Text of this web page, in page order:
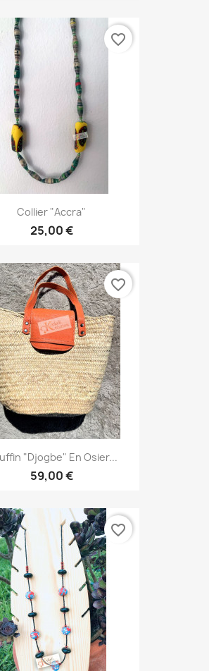
Collier "Accra"
25,00 €
favorite_border
"Djogbe" En Osier...
59,00 €
favorite_border
favorite_border